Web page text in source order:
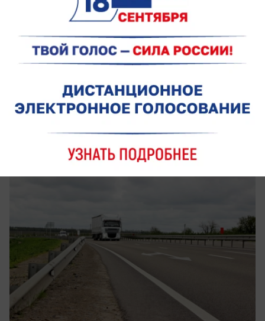
вчера в 16:05
Когда данные становятся дорогами:
цифровая аналитика на службе